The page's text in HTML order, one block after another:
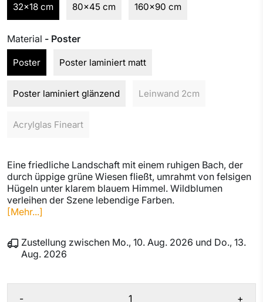
32x18 cm 80x45 cm 160x90 cm
Material - Poster
Poster Poster laminiert matt
Poster laminiert glänzend Leinwand 2cm
Acrylglas Fineart
Eine friedliche Landschaft mit einem ruhigen Bach, der
durch üppige grüne Wiesen fließt, umrahmt von felsigen
Hügeln unter klarem blauem Himmel. Wildblumen
verleihen der Szene lebendige Farben.
[Mehr...]
Zustellung zwischen Mo., 10. Aug. 2026 und Do., 13.
Aug. 2026
- +